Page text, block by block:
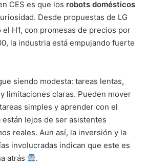
CES es que los robots domésticos
Desde propuestas de LG
el H1, con promesas de precios por
la industria está empujando fuerte
siendo modesta: tareas lentas,
limitaciones claras. Pueden mover
simples y aprender con el
lejos de ser asistentes
reales. Aun así, la inversión y la
involucradas indican que este es
atrás
.